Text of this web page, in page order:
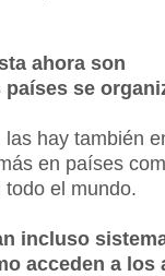
ahora son
se
hay también
en países
el mundo.
incluso
acceden a los